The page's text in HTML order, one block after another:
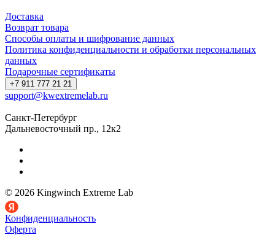
Доставка
Возврат товара
Способы оплаты и шифрование данных
Политика конфиденциальности и обработки персональных
данных
Подарочные сертификаты
+7 911 777 21 21
support@kwextremelab.ru
Санкт-Петербург
Дальневосточный пр., 12к2
© 2026 Kingwinch Extreme Lab
Конфиденциальность
Оферта